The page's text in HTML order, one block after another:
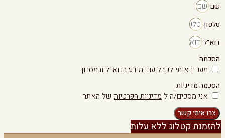
שם
טלפון
דוא״ל
הסכמה
מעניין אותי לקבל עוד מידע בדוא"ל ובמסרון
הסכמה מדיניות
אני מסכים/ה ל מדיניות הפרטיות של האתר
צרו איתי קשר
להזמנת קטלוג ללא עלות